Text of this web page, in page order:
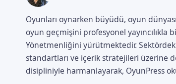
Oyunları oynarken büyüdü, oyun
oyun geçmişini profesyonel yayıncılıkla
Yönetmenliğini yürütmektedir.
standartları ve içerik stratejileri üzerine
disipliniyle harmanlayarak, OyunPress